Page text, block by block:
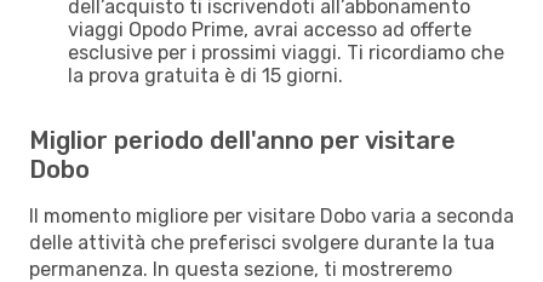
dell’acquisto ti iscrivendoti all’abbonamento
viaggi Opodo Prime, avrai accesso ad offerte
esclusive per i prossimi viaggi. Ti ricordiamo che
la prova gratuita è di 15 giorni.
Miglior periodo dell'anno per visitare
Dobo
Il momento migliore per visitare Dobo varia a seconda
delle attività che preferisci svolgere durante la tua
permanenza. In questa sezione, ti mostreremo